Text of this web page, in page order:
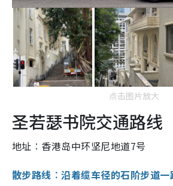
点击图片放大
圣若瑟书院交通路线
地址︰香港岛中环坚尼地道7号
散步路线︰沿着缆车径的石阶步道